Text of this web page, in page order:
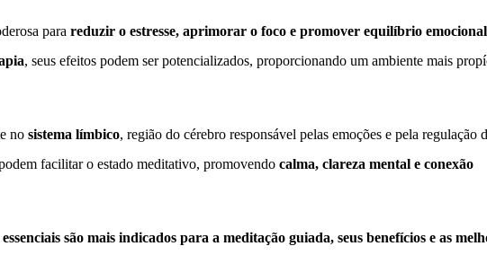
para reduzir o estresse, aprimorar o foco e promover equilíbrio emocional
, seus efeitos podem ser potencializados, proporcionando um ambiente mais
no sistema límbico, região do cérebro responsável pelas emoções e pela regulação
facilitar o estado meditativo, promovendo calma, clareza mental e conexão
são mais indicados para a meditação guiada, seus benefícios e as